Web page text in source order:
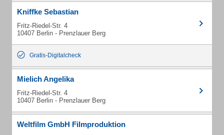
Kniffke Sebastian
Fritz-Riedel-Str. 4
10407 Berlin - Prenzlauer Berg
Gratis-Digitalcheck
Mielich Angelika
Fritz-Riedel-Str. 4
10407 Berlin - Prenzlauer Berg
Weltfilm GmbH Filmproduktion